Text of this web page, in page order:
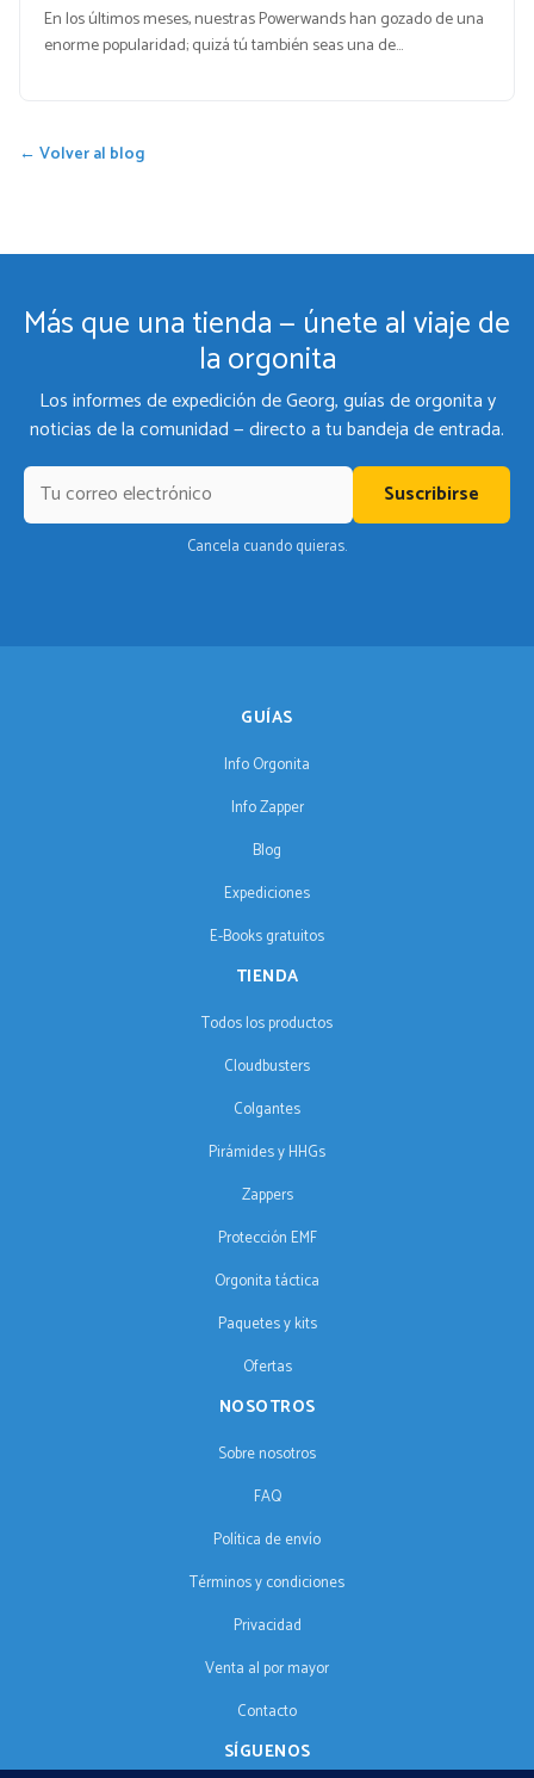
En los últimos meses, nuestras Powerwands han gozado de una
enorme popularidad; quizá tú también seas una de…
← Volver al blog
Más que una tienda — únete al viaje de
la orgonita
Los informes de expedición de Georg, guías de orgonita y
noticias de la comunidad — directo a tu bandeja de entrada.
Suscribirse
Cancela cuando quieras.
GUÍAS
Info Orgonita
Info Zapper
Blog
Expediciones
E-Books gratuitos
TIENDA
Todos los productos
Cloudbusters
Colgantes
Pirámides y HHGs
Zappers
Protección EMF
Orgonita táctica
Paquetes y kits
Ofertas
NOSOTROS
Sobre nosotros
FAQ
Política de envío
Términos y condiciones
Privacidad
Venta al por mayor
Contacto
SÍGUENOS